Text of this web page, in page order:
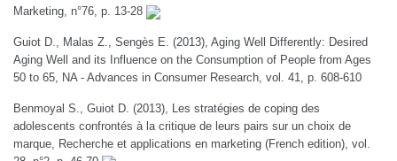
Marketing, n°76, p. 13-28
Guiot D., Malas Z., Sengès E. (2013), Aging Well Differently: Desired
Aging Well and its Influence on the Consumption of People from Ages
50 to 65, NA - Advances in Consumer Research, vol. 41, p. 608-610
Benmoyal S., Guiot D. (2013), Les stratégies de coping des
adolescents confrontés à la critique de leurs pairs sur un choix de
marque, Recherche et applications en marketing (French edition), vol.